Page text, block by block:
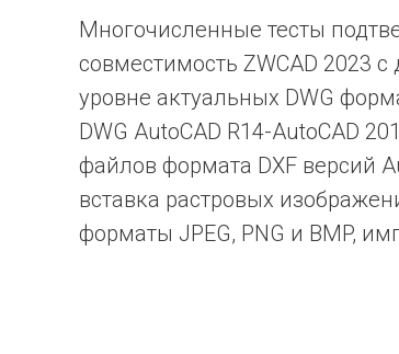
Многочисленные тесты
совместимость ZWCAD 2023
уровне актуальных DWG
DWG AutoCAD R14-AutoCAD
файлов формата DXF версий
вставка растровых
форматы JPEG, PNG и BMP,